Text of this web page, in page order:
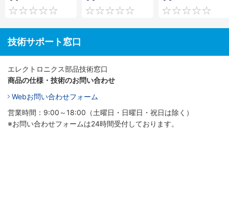
0 0
技術サポート窓口
エレクトロニクス部品技術窓口
商品の仕様・技術のお問い合わせ
Webお問い合わせフォーム
営業時間：9:00～18:00（土曜日・日曜日・祝日は除く）
※お問い合わせフォームは24時間受付しております。